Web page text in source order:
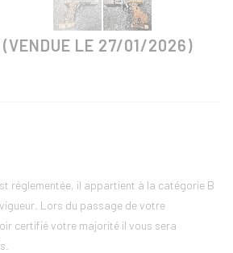
(VENDUE LE 27/01/2026)
réglementée, il appartient à la catégorie B
Lors du passage de votre
certifié votre majorité il vous sera